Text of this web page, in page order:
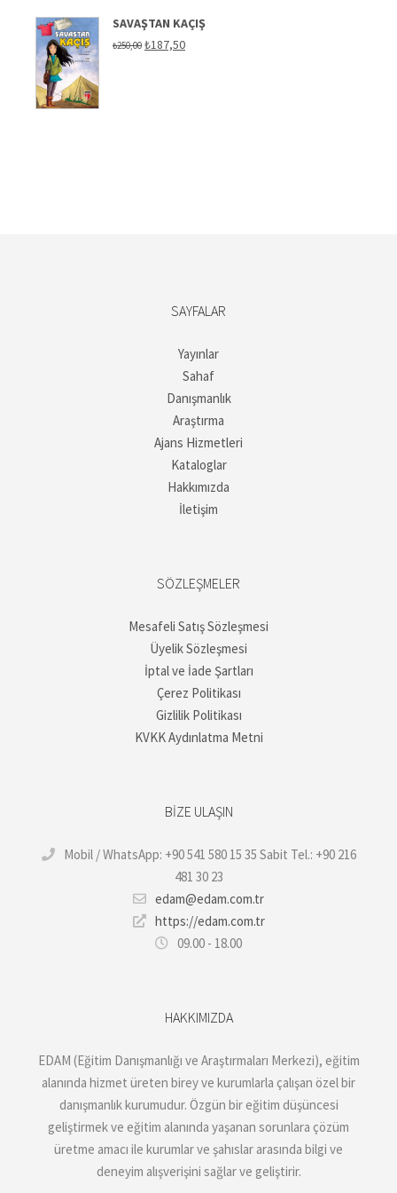
SAVAŞTAN KAÇIŞ
₺250,00 Orijinal
fiyat:
₺187,50Şu
andaki
SAYFALAR
Yayınlar
Sahaf
Danışmanlık
Araştırma
Ajans Hizmetleri
Kataloglar
Hakkımızda
İletişim
SÖZLEŞMELER
Mesafeli Satış Sözleşmesi
Üyelik Sözleşmesi
İptal ve İade Şartları
Çerez Politikası
Gizlilik Politikası
KVKK Aydınlatma Metni
BIZE ULAŞIN
Mobil / WhatsApp: +90 541 580 15 35 Sabit Tel.: +90 216
481 30 23
edam@edam.com.tr
https://edam.com.tr
09.00 - 18.00
HAKKIMIZDA
EDAM (Eğitim Danışmanlığı ve Araştırmaları Merkezi), eğitim
alanında hizmet üreten birey ve kurumlarla çalışan özel bir
danışmanlık kurumudur. Özgün bir eğitim düşüncesi
geliştirmek ve eğitim alanında yaşanan sorunlara çözüm
üretme amacı ile kurumlar ve şahıslar arasında bilgi ve
deneyim alışverişini sağlar ve geliştirir.